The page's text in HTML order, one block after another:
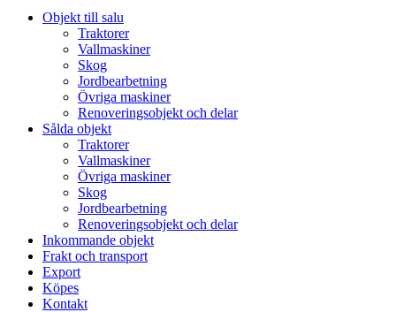
Objekt till salu
Traktorer
Vallmaskiner
Skog
Jordbearbetning
Övriga maskiner
Renoveringsobjekt och delar
Sålda objekt
Traktorer
Vallmaskiner
Övriga maskiner
Skog
Jordbearbetning
Renoveringsobjekt och delar
Inkommande objekt
Frakt och transport
Export
Köpes
Kontakt